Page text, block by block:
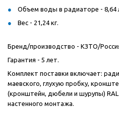
Объем воды в радиаторе - 8,64
Вес - 21,24 кг.
Бренд/производство - КЗТО/
Гарантия - 5 лет.
Комплект поставки включает:
маевского, глухую пробку,
(кронштейн, дюбели и шурупы)
настенного монтажа.